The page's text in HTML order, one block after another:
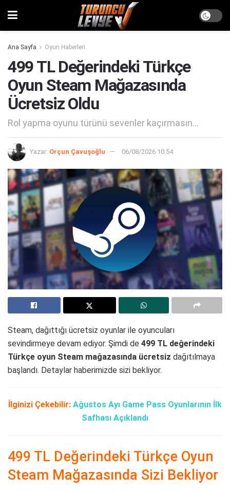
Ana Sayfa Oyun Haberleri
499 TL Değerindeki Türkçe
Oyun Steam Mağazasında
Ücretsiz Oldu
Rol yapma oyunu türünü sevenler kaçırmasın...
Yazar: Orçun Çavuşoğlu 06/08/2026 10:54
Steam, dağıttığı ücretsiz oyunlar ile oyuncuları
sevindirmeye devam ediyor. Şimdi de 499 TL değerindeki
Türkçe oyun Steam mağazasında ücretsiz dağıtılmaya
başlandı. Detaylar haberimizde sizi bekliyor.
İlginizi Çekebilir: Ağustos Ayı Game Pass Oyunlarının İlk
Safhası Açıklandı
499 TL Değerindeki Türkçe Oyun
Steam Mağazasında Sizi Bekliyor